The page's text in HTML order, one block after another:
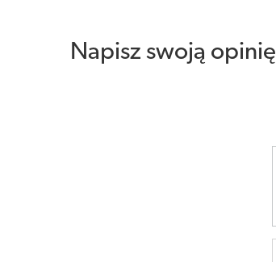
Napisz swoją opinię